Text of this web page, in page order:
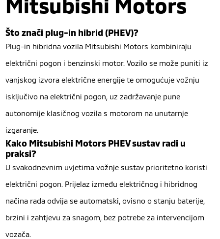
Mitsubishi Motors
Što znači plug-in hibrid (PHEV)?
Plug-in hibridna vozila Mitsubishi Motors kombiniraju
električni pogon i benzinski motor. Vozilo se može puniti iz
vanjskog izvora električne energije te omogućuje vožnju
isključivo na električni pogon, uz zadržavanje pune
autonomije klasičnog vozila s motorom na unutarnje
izgaranje.
Kako Mitsubishi Motors PHEV sustav radi u
praksi?
U svakodnevnim uvjetima vožnje sustav prioritetno koristi
električni pogon. Prijelaz između električnog i hibridnog
načina rada odvija se automatski, ovisno o stanju baterije,
brzini i zahtjevu za snagom, bez potrebe za intervencijom
vozača.